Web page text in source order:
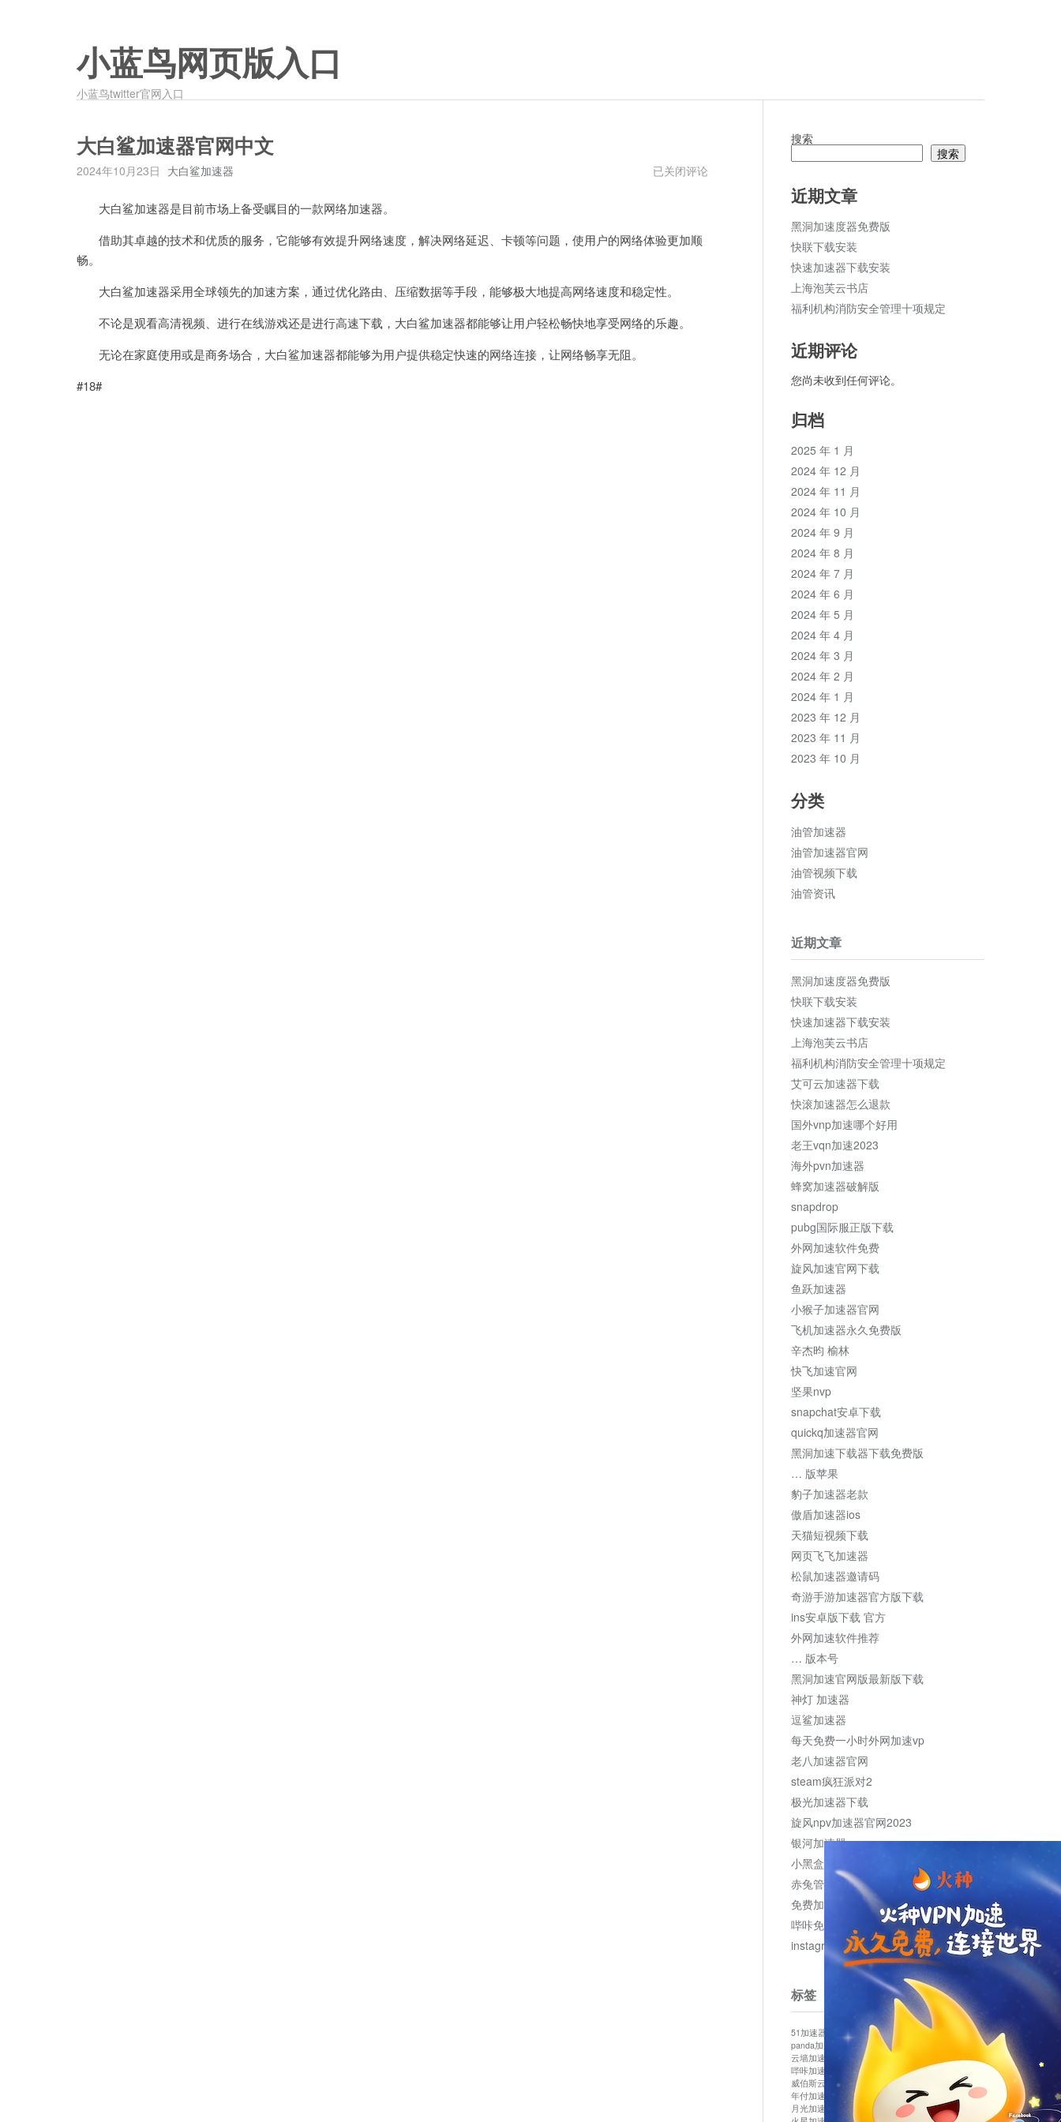
小蓝鸟网页版入口
小蓝鸟twitter官网入口
大白鲨加速器官网中文
2024年10月23日 大白鲨加速器
大
器
官
文
已关闭评论
大白鲨加速器是目前市场上备受瞩目的一款网络加速器。
借助其卓越的技术和优质的服务，它能够有效提升网络速度，解决网络延迟、卡顿等问题，使用户的网络体验更加顺
畅。
大白鲨加速器采用全球领先的加速方案，通过优化路由、压缩数据等手段，能够极大地提高网络速度和稳定性。
不论是观看高清视频、进行在线游戏还是进行高速下载，大白鲨加速器都能够让用户轻松畅快地享受网络的乐趣。
无论在家庭使用或是商务场合，大白鲨加速器都能够为用户提供稳定快速的网络连接，让网络畅享无阻。
#18#
搜索
搜索
近期文章
黑洞加速度器免费版
快联下载安装
快速加速器下载安装
上海泡芙云书店
福利机构消防安全管理十项规定
近期评论
您尚未收到任何评论。
归档
2025 年 1 月
2024 年 12 月
2024 年 11 月
2024 年 10 月
2024 年 9 月
2024 年 8 月
2024 年 7 月
2024 年 6 月
2024 年 5 月
2024 年 4 月
2024 年 3 月
2024 年 2 月
2024 年 1 月
2023 年 12 月
2023 年 11 月
2023 年 10 月
分类
油管加速器
油管加速器官网
油管视频下载
油管资讯
近期文章
黑洞加速度器免费版
快联下载安装
快速加速器下载安装
上海泡芙云书店
福利机构消防安全管理十项规定
艾可云加速器下载
快滚加速器怎么退款
国外vnp加速哪个好用
老王vqn加速2023
海外pvn加速器
蜂窝加速器破解版
snapdrop
pubg国际服正版下载
外网加速软件免费
旋风加速官网下载
鱼跃加速器
小猴子加速器官网
飞机加速器永久免费版
辛杰昀 榆林
快飞加速官网
坚果nvp
snapchat安卓下载
quickq加速器官网
黑洞加速下载器下载免费版
… 版苹果
豹子加速器老款
傲盾加速器ios
天猫短视频下载
网页飞飞加速器
松鼠加速器邀请码
奇游手游加速器官方版下载
ins安卓版下载 官方
外网加速软件推荐
… 版本号
黑洞加速官网版最新版下载
神灯 加速器
逗鲨加速器
每天免费一小时外网加速vp
老八加速器官网
steam疯狂派对2
极光加速器下载
旋风npv加速器官网2023
银河加速器
小黑盒加速器加速
赤兔管理平台
免费加速器
哔咔免费加速服务器
instagram网页版登录入口
标签
51加速器 bitznet hidecat i7加速器
kuai500
panda加速器
snap加速器 vp加速器
中信加速器
云墙加速器
云速加速器
哔咔加速器
哔咔哔咔加速器 喵云 回锅肉加速器
威伯斯云
小明加速器 小蓝鸟加速器
布谷vp加速器
年付加速器
心阶云 快连 怎么上外网
易飞加速器
月光加速器
机场加速器 松果云 梯子加速器